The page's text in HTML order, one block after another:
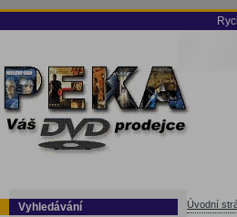
Vyhledávání Úvodní